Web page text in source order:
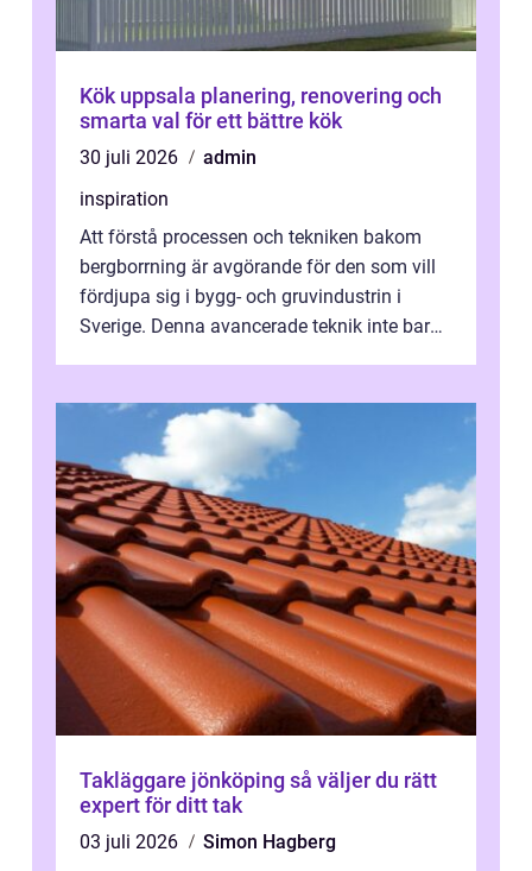
Kök uppsala planering, renovering och
smarta val för ett bättre kök
30 juli 2026
admin
inspiration
Att förstå processen och tekniken bakom
bergborrning är avgörande för den som vill
fördjupa sig i bygg- och gruvindustrin i
Sverige. Denna avancerade teknik inte bara
Takläggare jönköping så väljer du rätt
expert för ditt tak
03 juli 2026
Simon Hagberg